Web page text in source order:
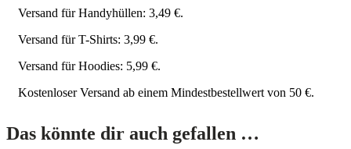
Versand für Handyhüllen: 3,49 €.
Versand für T-Shirts: 3,99 €.
Versand für Hoodies: 5,99 €.
Kostenloser Versand ab einem Mindestbestellwert von 50 €.
Das könnte dir auch gefallen …